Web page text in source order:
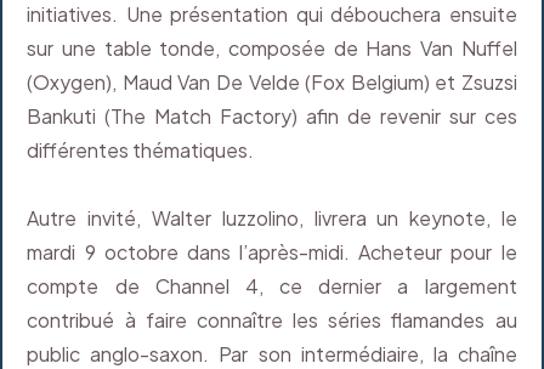
initiatives. Une présentation qui débouchera ensuite
sur une table tonde, composée de Hans Van Nuffel
(Oxygen), Maud Van De Velde (Fox Belgium) et Zsuzsi
Bankuti (The Match Factory) afin de revenir sur ces
différentes thématiques.
Autre invité, Walter Iuzzolino, livrera un keynote, le
mardi 9 octobre dans l’après-midi. Acheteur pour le
compte de Channel 4, ce dernier a largement
contribué à faire connaître les séries flamandes au
public anglo-saxon. Par son intermédiaire, la chaîne